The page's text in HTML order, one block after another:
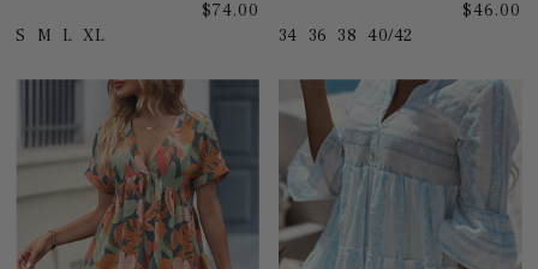
$74.00
S
M L XL
$46.00
34
36 38 40/42